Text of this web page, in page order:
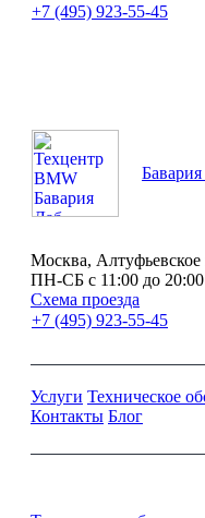
+7 (495) 923-55-45
Москва,
ПН-СБ с 11:00 до 20:00
Схема проезда
+7 (495) 923-55-45
Услуги Техническое
Контакты Блог